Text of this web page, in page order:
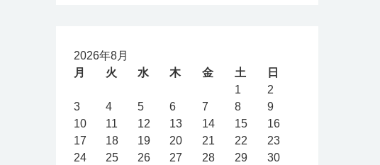
2026年8月
月
火 水 木 金 土
日
1
2
3
4 5 6 7 8
9
10
11 12 13 14 15
16
17
18 19 20 21 22
23
24
25 26 27 28 29
30